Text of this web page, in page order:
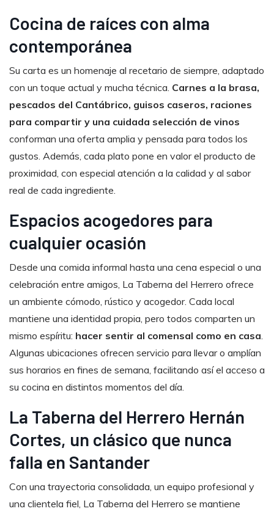
Cocina de raíces con alma
contemporánea
Su carta es un homenaje al recetario de siempre, adaptado
con un toque actual y mucha técnica. Carnes a la brasa,
pescados del Cantábrico, guisos caseros, raciones
para compartir y una cuidada selección de vinos
conforman una oferta amplia y pensada para todos los
gustos. Además, cada plato pone en valorel producto de
proximidad, con especial atención a la calidad y al sabor
real de cada ingrediente.
Espacios acogedores para
cualquier ocasión
Desde una comida informal hasta una cena especial o una
celebración entre amigos, La Taberna del Herrero ofrece
un ambiente cómodo, rústico y acogedor. Cada local
mantiene una identidad propia, pero todos comparten un
mismo espíritu: hacer sentir al comensal como en casa.
Algunas ubicaciones ofrecen servicio para llevaro amplían
sus horarios en fines de semana, facilitando asíel acceso a
su cocina en distintos momentos del día.
La Taberna del Herrero Hernán
Cortes, un clásico que nunca
falla en Santander
Con una trayectoria consolidada, un equipo profesional y
una clientela fiel, La Taberna del Herrero se mantiene